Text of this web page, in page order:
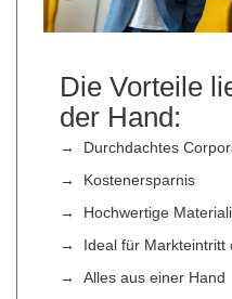
Die Vor­tei­le
der Hand:
→ Durchdachtes
→ Kostenersparnis
→ Hochwertige
→ Ideal für Markteintritt
→ Alles aus einer Hand